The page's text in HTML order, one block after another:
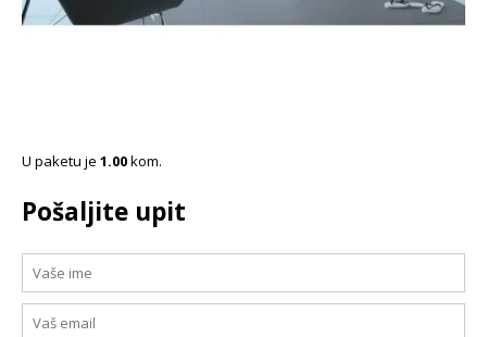
U paketu je 1.00kom.
Pošaljite upit